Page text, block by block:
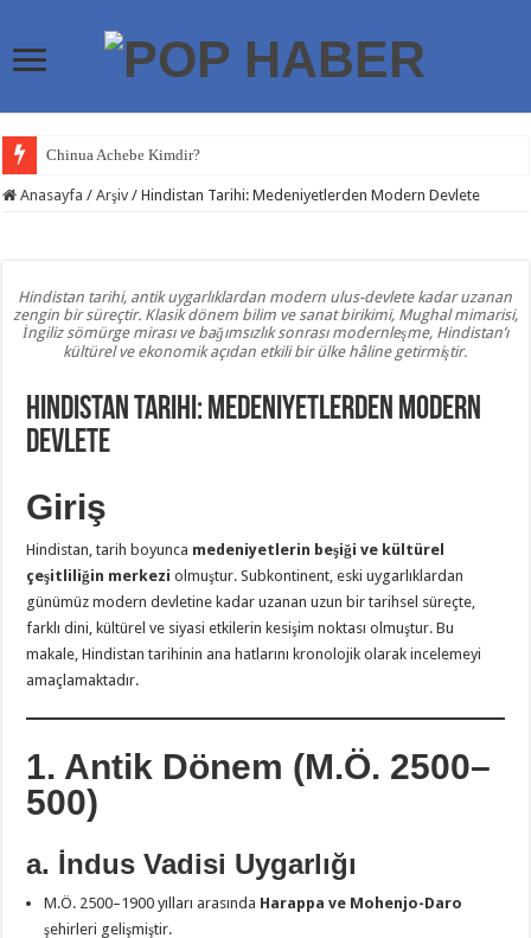
Chinua Achebe Kimdir?
Craig Higginson Kimdir?
Meksika Depremi
Meksika Depremleri
Venezuela Depremi
Bill Murray Kimdir?
Anasayfa / Arşiv / Hindistan Tarihi: Medeniyetlerden Modern Devlete
Hindistan tarihi, antik uygarlıklardan modern ulus-devlete kadar uzanan
zengin bir süreçtir. Klasik dönem bilim ve sanat birikimi, Mughal mimarisi,
İngiliz sömürge mirası ve bağımsızlık sonrası modernleşme, Hindistan’ı
kültürel ve ekonomik açıdan etkili bir ülke hâline getirmiştir.
Hindistan Tarihi: Medeniyetlerden Modern
Devlete
Giriş
Hindistan, tarih boyunca medeniyetlerin beşiği ve kültürel
çeşitliliğin merkezi olmuştur. Subkontinent, eski uygarlıklardan
günümüz modern devletine kadar uzanan uzun bir tarihsel süreçte,
farklı dini, kültürel ve siyasi etkilerin kesişim noktası olmuştur. Bu
makale, Hindistan tarihinin ana hatlarını kronolojik olarak incelemeyi
amaçlamaktadır.
1. Antik Dönem (M.Ö. 2500–
500)
a. İndus Vadisi Uygarlığı
M.Ö. 2500–1900 yılları arasında Harappa ve Mohenjo-Daro
şehirleri gelişmiştir.